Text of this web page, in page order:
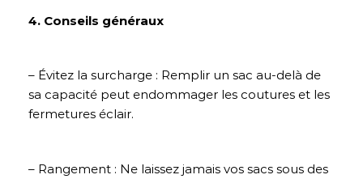
4. Conseils généraux
– Évitez la surcharge : Remplir un sac au-delà de
sa capacité peut endommager les coutures et les
fermetures éclair.
– Rangement : Ne laissez jamais vos sacs sous des